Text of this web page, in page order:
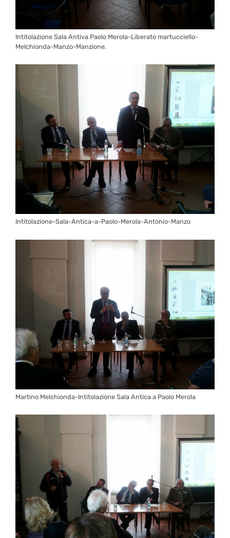
Intitolazione Sala Antiva Paolo Merola-Liberato martucciello-
Melchionda-Manzo-Manzione.
Intitolazione-Sala-Antica-a-Paolo-Merola-Antonio-Manzo
Martino Melchionda-Intitolazione Sala Antica a Paolo Merola